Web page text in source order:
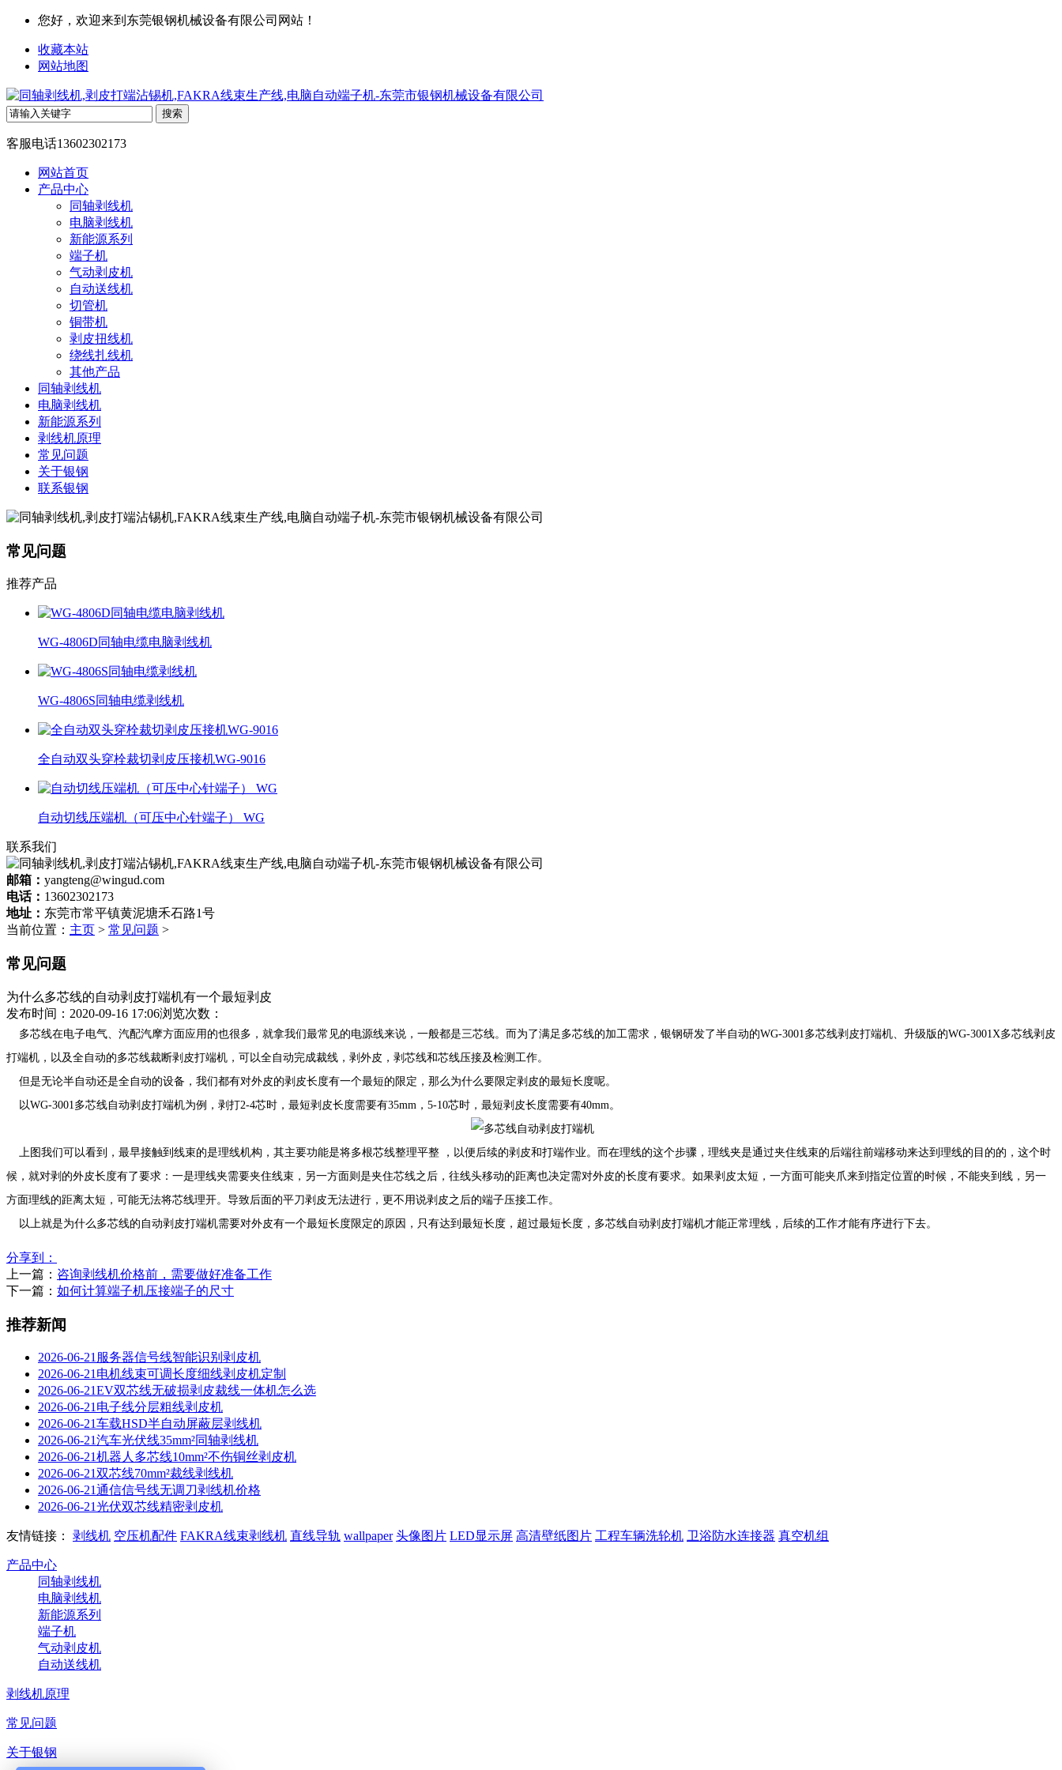
您好，欢迎来到东莞银钢机械设备有限公司网站！
收藏本站
网站地图
客服电话13602302173
网站首页
产品中心
同轴剥线机
电脑剥线机
新能源系列
端子机
气动剥皮机
自动送线机
切管机
铜带机
剥皮扭线机
绕线扎线机
其他产品
同轴剥线机
电脑剥线机
新能源系列
剥线机原理
常见问题
关于银钢
联系银钢
常见问题
推荐产品
WG-4806D同轴电缆电脑剥线机
WG-4806S同轴电缆剥线机
全自动双头穿栓裁切剥皮压接机WG-9016
自动切线压端机（可压中心针端子） WG
联系我们
邮箱： yangteng@wingud.com
电话： 13602302173
地址： 东莞市常平镇黄泥塘禾石路1号
当前位置： 主页 > 常见问题 >
常见问题
为什么多芯线的自动剥皮打端机有一个最短剥皮
发布时间：2020-09-16 17:06浏览次数：
多芯线在电子电气、汽配汽摩方面应用的也很多，就拿我们最常见的电源线来说，一般都是三芯线。而为了满足多芯线的加工需求，银钢研发了半自动的WG-3001多芯线剥皮打端机、升级版的WG-3001X多芯线剥皮
打端机，以及全自动的多芯线裁断剥皮打端机，可以全自动完成裁线，剥外皮，剥芯线和芯线压接及检测工作。
但是无论半自动还是全自动的设备，我们都有对外皮的剥皮长度有一个最短的限定，那么为什么要限定剥皮的最短长度呢。
以WG-3001多芯线自动剥皮打端机为例，剥打2-4芯时，最短剥皮长度需要有35mm，5-10芯时，最短剥皮长度需要有40mm。
上图我们可以看到，最早接触到线束的是理线机构，其主要功能是将多根芯线整理平整 ，以便后续的剥皮和打端作业。而在理线的这个步骤，理线夹是通过夹住线束的后端往前端移动来达到理线的目的的，这个时
候，就对剥的外皮长度有了要求：一是理线夹需要夹住线束，另一方面则是夹住芯线之后，往线头移动的距离也决定需对外皮的长度有要求。如果剥皮太短，一方面可能夹爪来到指定位置的时候，不能夹到线，另一
方面理线的距离太短，可能无法将芯线理开。导致后面的平刀剥皮无法进行，更不用说剥皮之后的端子压接工作。
以上就是为什么多芯线的自动剥皮打端机需要对外皮有一个最短长度限定的原因，只有达到最短长度，超过最短长度，多芯线自动剥皮打端机才能正常理线，后续的工作才能有序进行下去。
分享到：
上一篇： 咨询剥线机价格前，需要做好准备工作
下一篇： 如何计算端子机压接端子的尺寸
推荐新闻
2026-06-21 服务器信号线智能识别剥皮机
2026-06-21 电机线束可调长度细线剥皮机定制
2026-06-21EV双芯线无破损剥皮裁线一体机怎么选
2026-06-21 电子线分层粗线剥皮机
2026-06-21车载HSD半自动屏蔽层剥线机
2026-06-21汽车光伏线35mm²同轴剥线机
2026-06-21机器人多芯线10mm²不伤铜丝剥皮机
2026-06-21双芯线70mm²裁线剥线机
2026-06-21通信信号线无调刀剥线机价格
2026-06-21光伏双芯线精密剥皮机
友情链接： 剥线机 空压机配件 FAKRA线束剥线机 直线导轨 wallpaper 头像图片 LED显示屏 高清壁纸图片 工程车辆洗轮机 卫浴防水连接器 真空机组
产品中心
同轴剥线机
电脑剥线机
新能源系列
端子机
气动剥皮机
自动送线机
剥线机原理
常见问题
关于银钢